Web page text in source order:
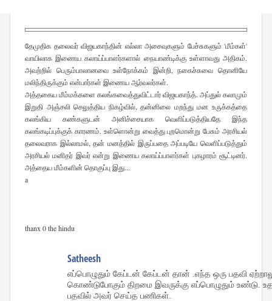
தேமுதிக தலைவர் விஜயகாந்தின் எல்லா அசைவுகளும் பேச்சுகளும் 'மீம்கள்'
வாயிலாக இணைய கலாய்ப்பாளர்களால் நையாண்டிக்கு உள்ளாவது அதிகம்.
அவற்றில் பெரும்பாலானவை உள்நோக்கம் இன்றி, நகைச்சுவை தொனியே
மலிந்திருக்கும் என்பார்கள் இணைய ஆர்வலர்கள்.
அத்தகைய மீம்மக்களை கலங்கவைத்துவிட்டார் விஜயகாந்த். அப்துல் கலாமும்
இறுதி அஞ்சலி செலுத்திய நிகழ்வில், தன்னிலை மறந்து மன உருக்கத்தை
கலங்கிய கண்களுடன் அனிச்சையாக வெளிப்படுத்தியதே இந்த
கலங்கடிப்புக்குக் காரணம். உள்ளொன்று வைத்து புறமொன்று பேசும் அரசியல்
தலைவராக இல்லாமல், தன் மனத்தில் இருப்பதை அப்படியே வெளிப்படுத்தும்
அரசியல் மனிதர் இவர் என்று இணைய கலாய்ப்பாளர்கள் புகழாரம் சூட்டினர்.
அத்தைய மீம்களின் தொகுப்பு இது...
a
thanx 0 the hindu
Satheesh
எப்பொழுதும் கேப்டன் கேப்டன் தான் .எந்த ஒரு பதவி
கொண்டுபோகும் திறமை இவருக்கு எப்பொழுதும் உண்டு.
பதவில் அவர் செய்த பணிகள்.